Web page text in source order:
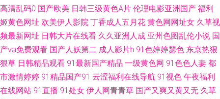
五月天社区 91系列在线 久久嫩草精品久久 51视频123区 操碰91V 中日欧韩
高清在线 国产精品不卡一二 亚州人人色 不卡的a在线 欧美色图ts15p 91豆花
直播漏点 浮力影院限制级 日韩一二片区做爱Av 肏屄视频在线看 婷婷五月综
高清乱码0 国产欧美 日韩三级黄色A片 伦理电影亚洲国产 福利
姬黄色网址 欧美伊人影院 丁香成人五月花 黄色网网址女 久草视
频最新网址 日韩大片在线看 久久亚洲人成 亚州色图乱伦小说 国
产va免费观看 国产人妖第二 成人影片h 91色婷婷瑟色 东京热狠
狠草 日韩精品观看 91最新国产精品 一级黄色网 91色色人妻 都
市激情婷婷 91精品国产91 云涩福利在线导航 91视色 午夜福利
在线网站 91直播 91处女 伊人网青青草 国产又爽又黄又无 久草